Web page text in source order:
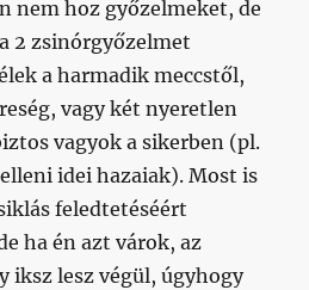
nem hoz győzelmeket, de
2 zsinórgyőzelmet
a harmadik meccstől,
vagy két nyeretlen
vagyok a sikerben (pl.
idei hazaiak). Most is
feledtetéséért
ha én azt várok, az
iksz lesz végül, úgyhogy